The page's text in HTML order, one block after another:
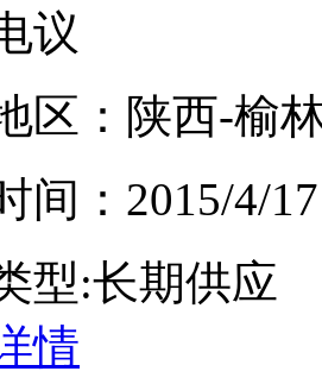
议
区：陕西-榆
间：2015/4/17
型:长期供应
情